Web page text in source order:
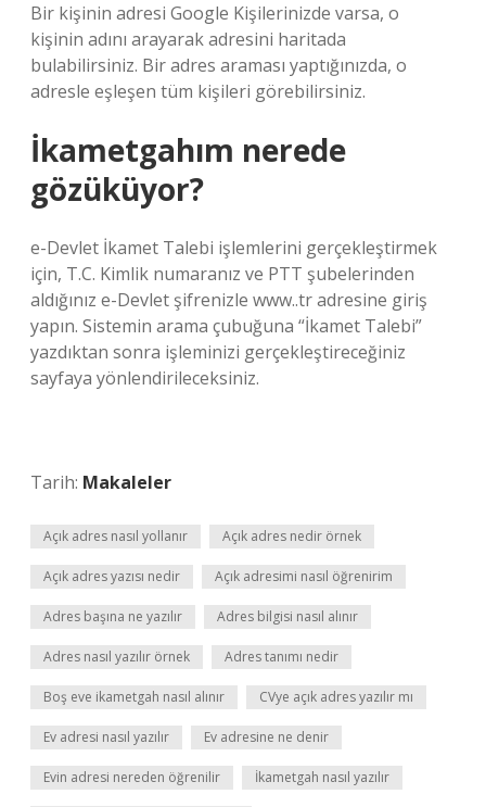
Bir kişinin adresi Google Kişilerinizde varsa, o
kişinin adını arayarak adresini haritada
bulabilirsiniz. Bir adres araması yaptığınızda, o
adresle eşleşen tüm kişileri görebilirsiniz.
İkametgahım nerede
gözüküyor?
e-Devlet İkamet Talebi işlemlerini gerçekleştirmek
için, T.C. Kimlik numaranız ve PTT şubelerinden
aldığınız e-Devlet şifrenizle www..tr adresine giriş
yapın. Sistemin arama çubuğuna “İkamet Talebi”
yazdıktan sonra işleminizi gerçekleştireceğiniz
sayfaya yönlendirileceksiniz.
Tarih: Makaleler
Açık adres nasıl yollanır Açık adres nedir örnek
Açık adres yazısı nedir Açık adresimi nasıl öğrenirim
Adres başına ne yazılır Adres bilgisi nasıl alınır
Adres nasıl yazılır örnek Adres tanımı nedir
Boş eve ikametgah nasıl alınır CVye açık adres yazılır mı
Ev adresi nasıl yazılır Ev adresine ne denir
Evin adresi nereden öğrenilir İkametgah nasıl yazılır